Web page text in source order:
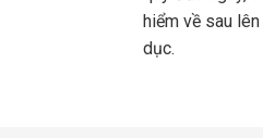
hiểm về sau
dục.